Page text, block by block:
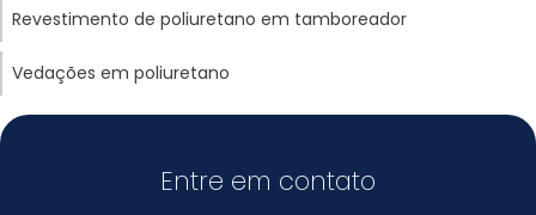
Revestimento de poliuretano em tamboreador
Vedações em poliuretano
Entre em contato